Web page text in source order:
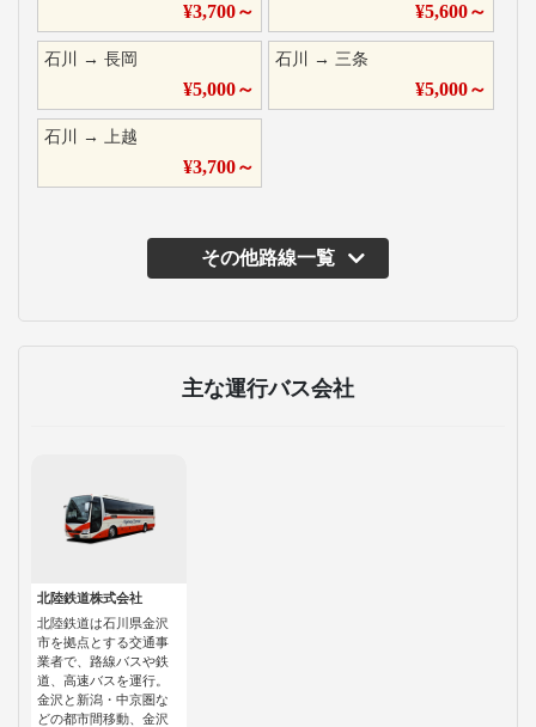
¥3,700～ ¥5,600～
石川 → 長岡
¥5,000～
石川 →三条
¥5,000～
石川 → 上越
¥3,700～
その他路線一覧
主な運行バス会社
北陸鉄道株式会社
北陸鉄道は石川県金沢
市を拠点とする交通事
業者で、路線バスや鉄
道、高速バスを運行。
金沢と新潟・中京圏な
どの都市間移動、金沢